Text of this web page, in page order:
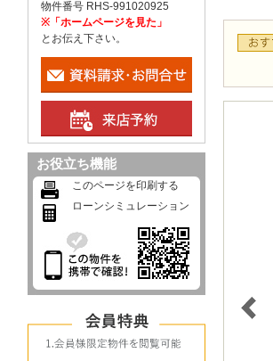
物件番号 RHS-991020925
※「ホームページを見た」
とお伝え下さい。
お役立ち機能
このページを印刷する
ローンシミュレーション